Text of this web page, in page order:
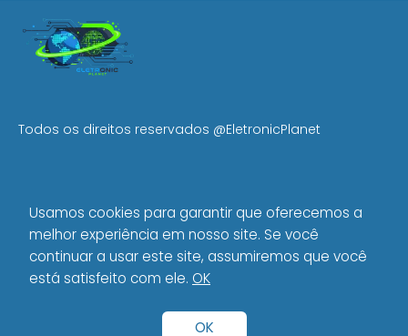
Todos os direitos reservados @EletronicPlanet
Início
Política de Privacidade
Sobre Nós
Usamos cookies para garantir que oferecemos a
melhor experiência em nosso site. Se você
continuar a usar este site, assumiremos que você
está satisfeito com ele. OK
OK